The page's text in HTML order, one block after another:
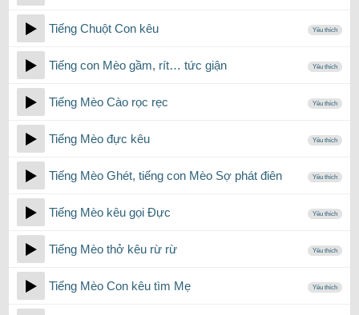
Tiếng Chuột Con kêu Yêu thích
Tiếng con Mèo gầm, rít… tức giận Yêu thích
Tiếng Mèo Cào rọc rẹc Yêu thích
Tiếng Mèo đực kêu Yêu thích
Tiếng Mèo Ghét, tiếng con Mèo Sợ phát điên Yêu thích
Tiếng Mèo kêu gọi Đực Yêu thích
Tiếng Mèo thở kêu rừ rừ Yêu thích
Tiếng Mèo Con kêu tìm Mẹ Yêu thích